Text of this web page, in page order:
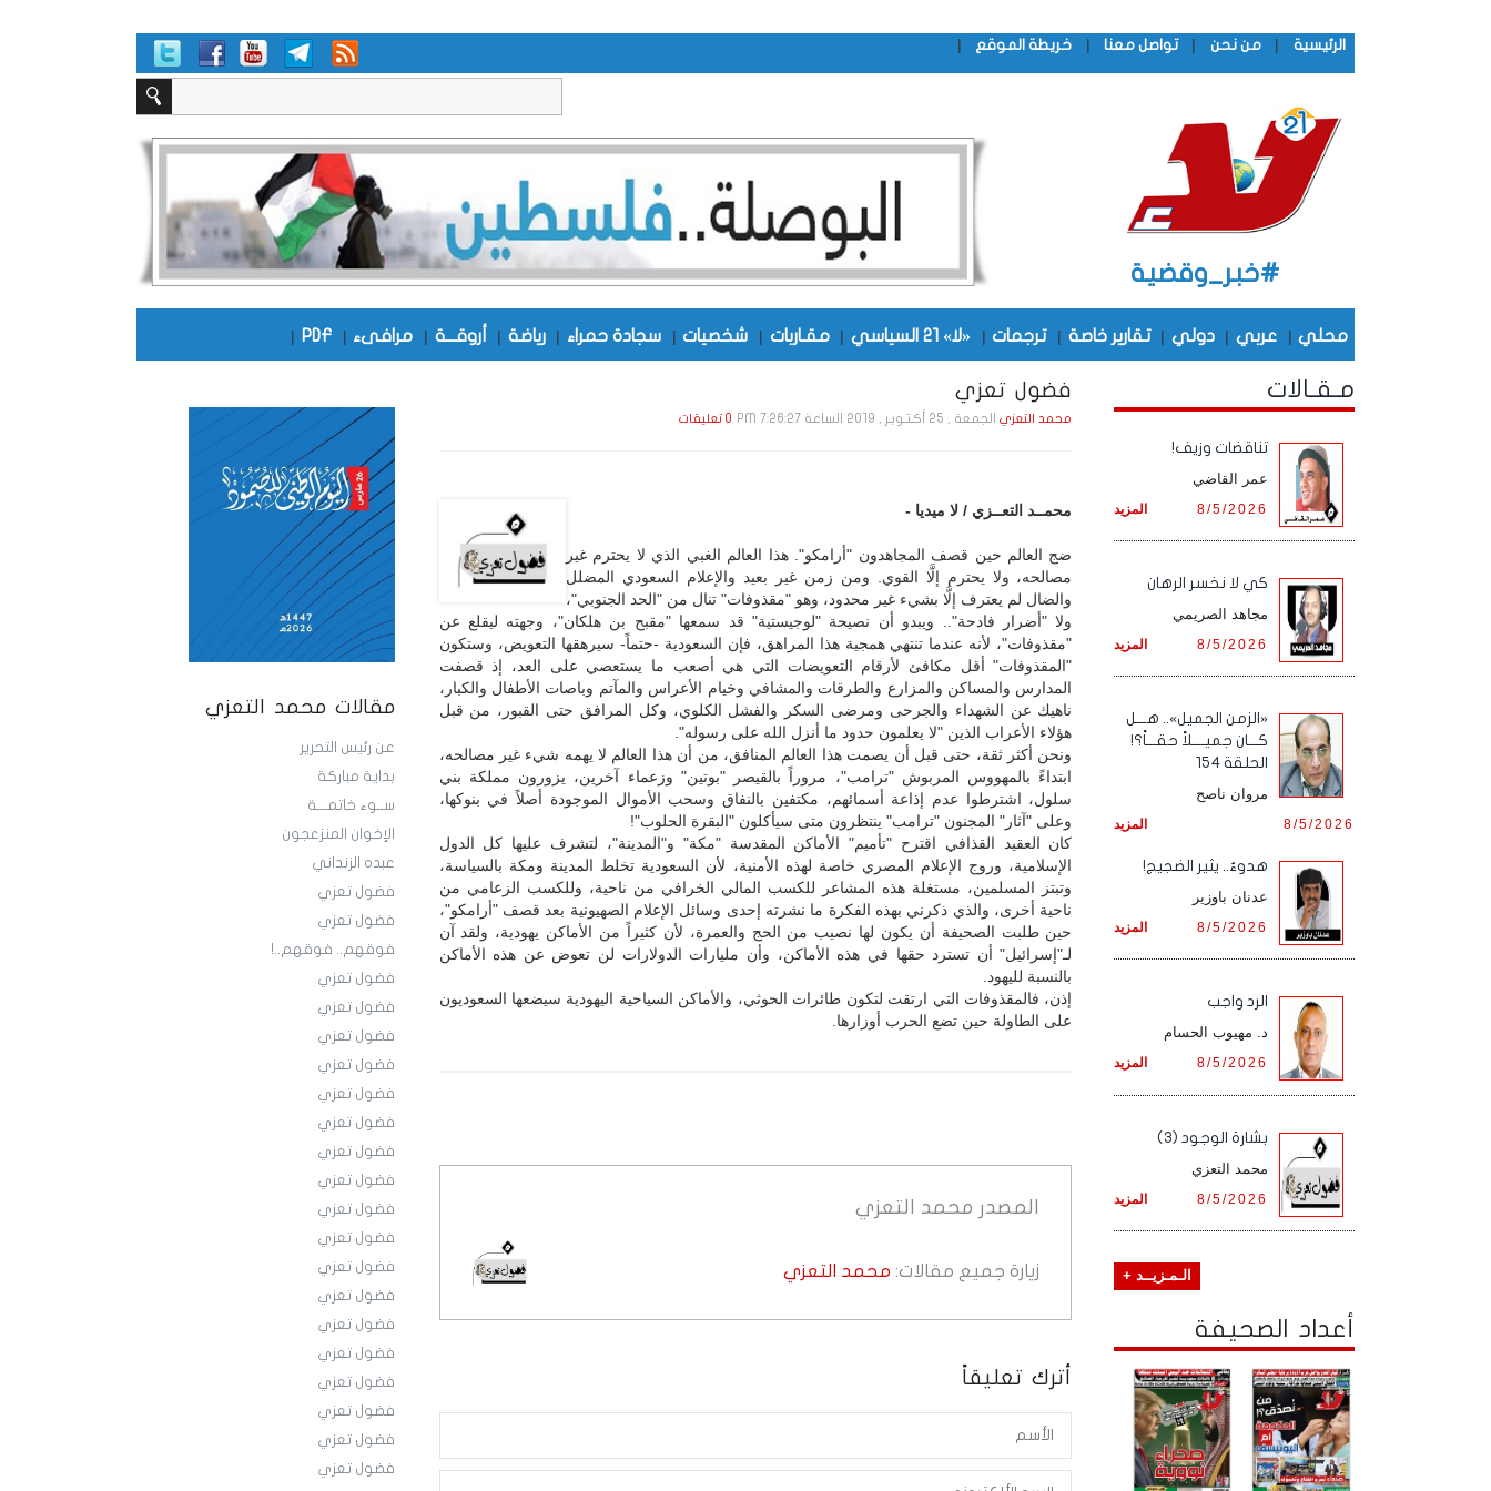
الرئيسية | من نحن | تواصل معنا | خريطة الموقع |
#خبر_وقضية
محلي | عربي | دولي | تقارير خاصة | ترجمات | «لا» 21 السياسي | مقـاربات | شخصيات | سجادة حمراء | رياضة | أروقـــة | مرافىء |
PDF
|
مقالات محمد التعزي
عن رئيس التحرير
بداية مباركة
ســوء خاتمـــة
الإخوان المنزعجون
عبده الزنداني
فضول تعزي
فضول تعزي
فوقهم.. فوقهم..!
فضول تعزي
فضول تعزي
فضول تعزي
فضول تعزي
فضول تعزي
فضول تعزي
فضول تعزي
فضول تعزي
فضول تعزي
فضول تعزي
فضول تعزي
فضول تعزي
فضول تعزي
فضول تعزي
فضول تعزي
فضول تعزي
فضول تعزي
فضول تعزي
فضول تعزي
محمد التعزيالجمعة , 25 أكـتـوبـر , 2019 الساعة 7:26:27 PM 0 تعليقات
محمــد التعــزي / لا ميديا -
ضج العالم حين قصف المجاهدون "أرامكو". هذا العالم الغبي الذي لا يحترم غير
مصالحه، ولا يحترم إلَّا القوي. ومن زمن غير بعيد والإعلام السعودي المضلل
والضال لم يعترف إلَّا بشيء غير محدود، وهو "مقذوفات" تنال من "الحد الجنوبي"،
ولا "أضرار فادحة".. ويبدو أن نصيحة "لوجيستية" قد سمعها "مقبح بن هلكان"، وجهته ليقلع عن
"مقذوفات"، لأنه عندما تنتهي همجية هذا المراهق، فإن السعودية -حتماً- سيرهقها التعويض، وستكون
"المقذوفات" أقل مكافئ لأرقام التعويضات التي هي أصعب ما يستعصي على العد، إذ قصفت
المدارس والمساكن والمزارع والطرقات والمشافي وخيام الأعراس والمآتم وباصات الأطفال والكبار،
ناهيك عن الشهداء والجرحى ومرضى السكر والفشل الكلوي، وكل المرافق حتى القبور، من قبل
هؤلاء الأعراب الذين "لا يعلمون حدود ما أنزل الله على رسوله".
ونحن أكثر ثقة، حتى قبل أن يصمت هذا العالم المنافق، من أن هذا العالم لا يهمه شيء غير مصالحه،
ابتداءً بالمهووس المربوش "ترامب"، مروراً بالقيصر "بوتين" وزعماء آخرين، يزورون مملكة بني
سلول، اشترطوا عدم إذاعة أسمائهم، مكتفين بالنفاق وسحب الأموال الموجودة أصلاً في بنوكها،
وعلى "آثار" المجنون "ترامب" ينتظرون متى سيأكلون "البقرة الحلوب"!
كان العقيد القذافي اقترح "تأميم" الأماكن المقدسة "مكة" و"المدينة"، لتشرف عليها كل الدول
الإسلامية، وروج الإعلام المصري خاصة لهذه الأمنية، لأن السعودية تخلط المدينة ومكة بالسياسة،
وتبتز المسلمين، مستغلة هذه المشاعر للكسب المالي الخرافي من ناحية، وللكسب الزعامي من
ناحية أخرى، والذي ذكرني بهذه الفكرة ما نشرته إحدى وسائل الإعلام الصهيونية بعد قصف "أرامكو"،
حين طلبت الصحيفة أن يكون لها نصيب من الحج والعمرة، لأن كثيراً من الأماكن يهودية، ولقد آن
لـ"إسرائيل" أن تسترد حقها في هذه الأماكن، وأن مليارات الدولارات لن تعوض عن هذه الأماكن
بالنسبة لليهود.
إذن، فالمقذوفات التي ارتقت لتكون طائرات الحوثي، والأماكن السياحية اليهودية سيضعها السعوديون
على الطاولة حين تضع الحرب أوزارها.
المصدر محمد التعزي
زيارة جميع مقالات: محمد التعزي
أترك تعليقاً
مـقـالات
تناقضات وزيف!
عمر القاضي
المزيد 8/5/2026
كي لا نخسر الرهان
مجاهد الصريمي
المزيد 8/5/2026
«الزمن الجميل».. هـــل
كـــان جميــــلاً حقـــاً؟!
الحلقة 154
مروان ناصح
المزيد 8/5/2026
هدوءٌ.. يثير الضجيج!
عدنان باوزير
المزيد 8/5/2026
الرد واجب
د. مهيوب الحسام
المزيد 8/5/2026
بشارة الوجود (3)
محمد التعزي
المزيد 8/5/2026
الـمـزيــد +
أعداد الصحيفة